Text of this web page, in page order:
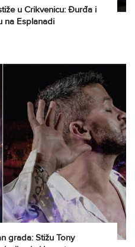
u Crikvenicu: Đurđa i
na Esplanadi
grada: Stižu Tony